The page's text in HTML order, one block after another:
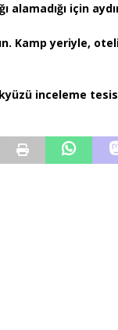
alamadığı için
Kamp yeriyle,
inceleme